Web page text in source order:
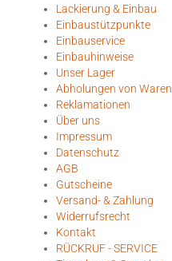
Lackierung & Einbau
Einbaustützpunkte
Einbauservice
Einbauhinweise
Unser Lager
Abholungen von Waren
Reklamationen
Über uns
Impressum
Datenschutz
AGB
Gutscheine
Versand- & Zahlung
Widerrufsrecht
Kontakt
RÜCKRUF - SERVICE